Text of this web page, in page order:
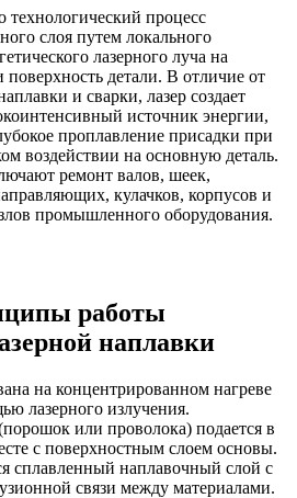
технологический процесс
слоя путем локального
лазерного луча на
детали. В отличие от
и сварки, лазер создает
источник энергии,
проплавление присадки при
воздействии на основную деталь.
ремонт валов, шеек,
кулачков, корпусов и
промышленного оборудования.
работы
наплавки
на концентрированном нагреве
лазерного излучения.
или проволока) подается в
с поверхностным слоем основы.
сплавленный наплавочный слой с
связи между материалами.